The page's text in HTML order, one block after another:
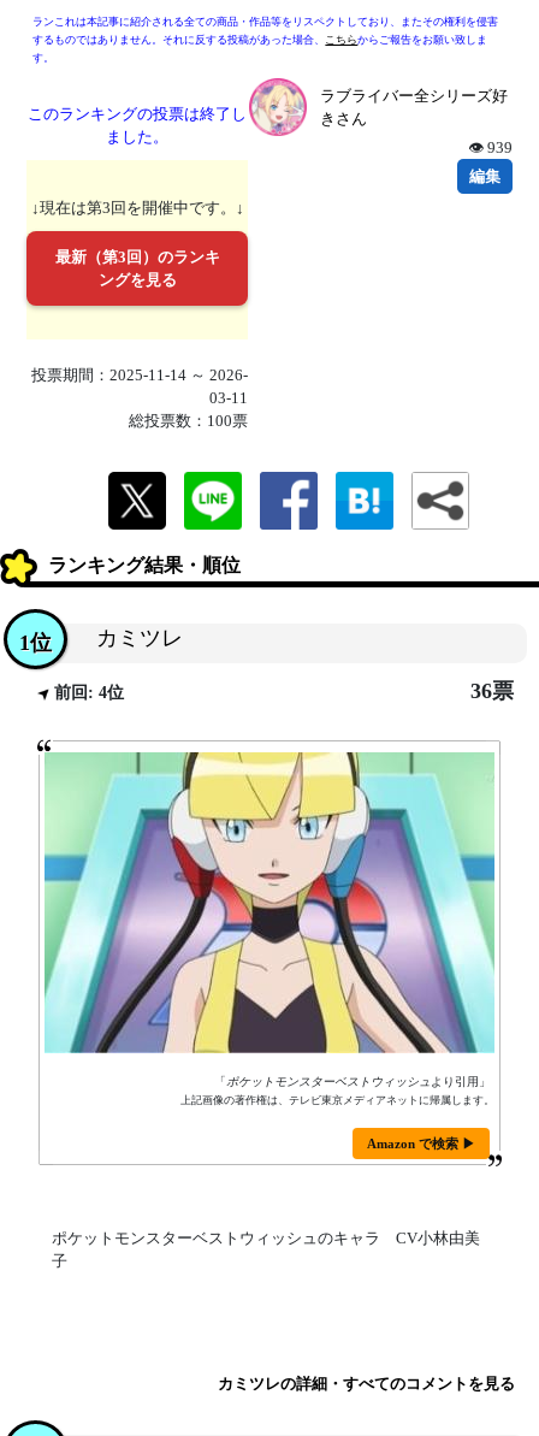
ランこれは本記事に紹介される全ての商品・作品等をリスペクトしており、またその権利を侵害
するものではありません。それに反する投稿があった場合、 こちらからご報告をお願い致しま
す。
このランキングの投票は終了し
ました。
↓現在は第3回を開催中です。↓
最新（第3回）のランキ
ングを見る
投票期間：2025-11-14 ～ 2026-
03-11
総投票数：100票
ラブライバー全シリーズ好
きさん
👁 939
編集
ランキング結果・順位
カミツレ
1位
前回: 4位 36票
「ポケットモンスターベストウィッシュ より引用」
上記画像の著作権は、テレビ東京メディアネットに帰属します。
Amazon で検索 ▶
ポケットモンスターベストウィッシュのキャラ CV小林由美
子
カミツレの詳細・すべてのコメントを見る